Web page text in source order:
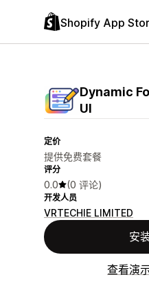
Shopify App
Dynamic
UI
定价
提供免费套餐
评分
0.0 (0 评论)
开发人员
VRTECHIE LIMITED
安
查看演